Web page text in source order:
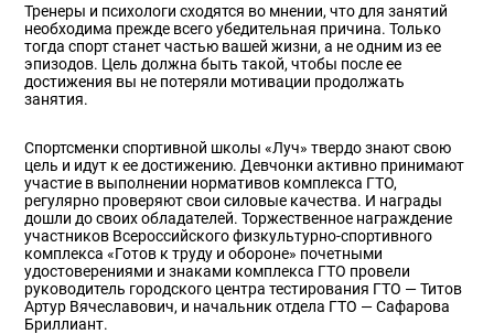
Тренеры и психологи сходятся во мнении, что для занятий
необходима прежде всего убедительная причина. Только
тогда спорт станет частью вашей жизни, а не одним из ее
эпизодов. Цель должна быть такой, чтобы после ее
достижения вы не потеряли мотивации продолжать
занятия.
Спортсменки спортивной школы «Луч» твердо знают свою
цель и идут к ее достижению. Девчонки активно принимают
участие в выполнении нормативов комплекса ГТО,
регулярно проверяют свои силовые качества. И награды
дошли до своих обладателей. Торжественное награждение
участников Всероссийского физкультурно-спортивного
комплекса «Готов к труду и обороне» почетными
удостоверениями и знаками комплекса ГТО провели
руководитель городского центра тестирования ГТО — Титов
Артур Вячеславович, и начальник отдела ГТО — Сафарова
Бриллиант.